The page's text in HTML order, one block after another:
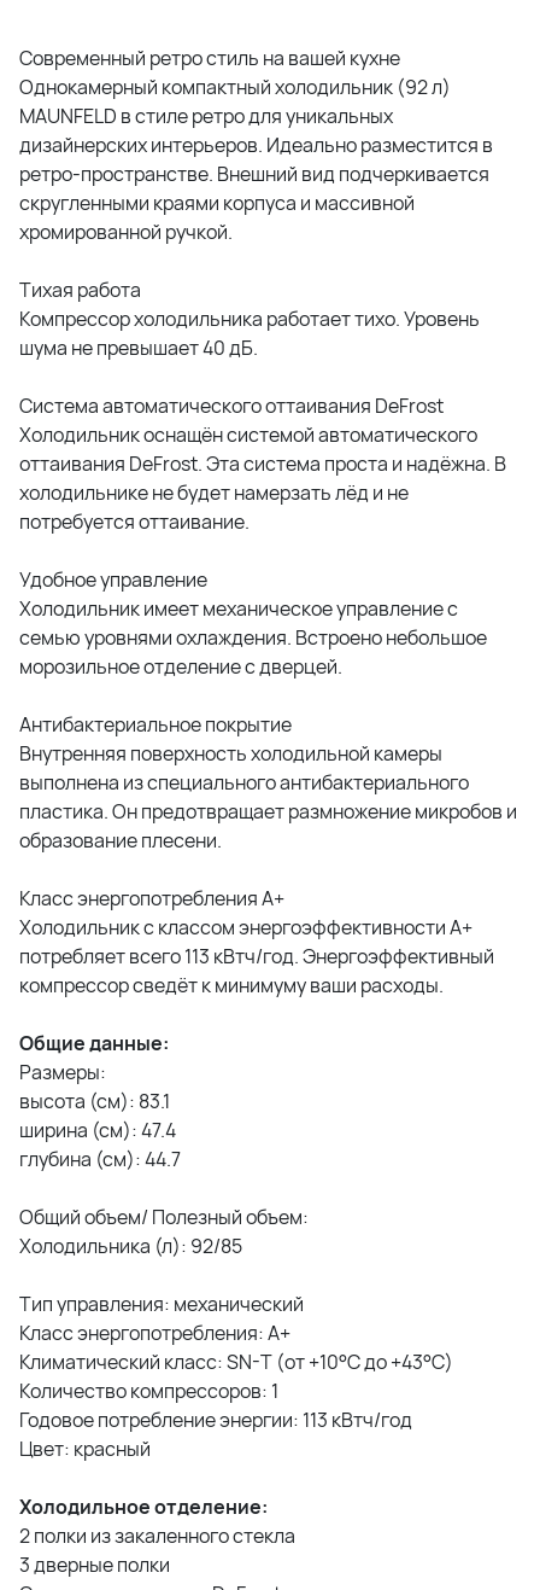
Современный ретро стиль на вашей кухне
Однокамерный компактный холодильник (92 л)
MAUNFELD в стиле ретро для уникальных
дизайнерских интерьеров. Идеально разместится в
ретро-пространстве. Внешний вид подчеркивается
скругленными краями корпуса и массивной
хромированной ручкой.
Тихая работа
Компрессор холодильника работает тихо. Уровень
шума не превышает 40 дБ.
Система автоматического оттаивания DeFrost
Холодильник оснащён системой автоматического
оттаивания DeFrost. Эта система проста и надёжна. В
холодильнике не будет намерзать лёд и не
потребуется оттаивание.
Удобное управление
Холодильник имеет механическое управление с
семью уровнями охлаждения. Встроено небольшое
морозильное отделение с дверцей.
Антибактериальное покрытие
Внутренняя поверхность холодильной камеры
выполнена из специального антибактериального
пластика. Он предотвращает размножение микробов и
образование плесени.
Класс энергопотребления А+
Холодильник с классом энергоэффективности А+
потребляет всего 113 кВтч/год. Энергоэффективный
компрессор сведёт к минимуму ваши расходы.
Общие данные:
Размеры:
высота (см): 83.1
ширина (см): 47.4
глубина (см): 44.7
Общий объем/ Полезный объем:
Холодильника (л): 92/85
Тип управления: механический
Класс энергопотребления: A+
Климатический класс: SN-T (от +10°С до +43°С)
Количество компрессоров: 1
Годовое потребление энергии: 113 кВтч/год
Цвет: красный
Холодильное отделение:
2 полки из закаленного стекла
3 дверные полки